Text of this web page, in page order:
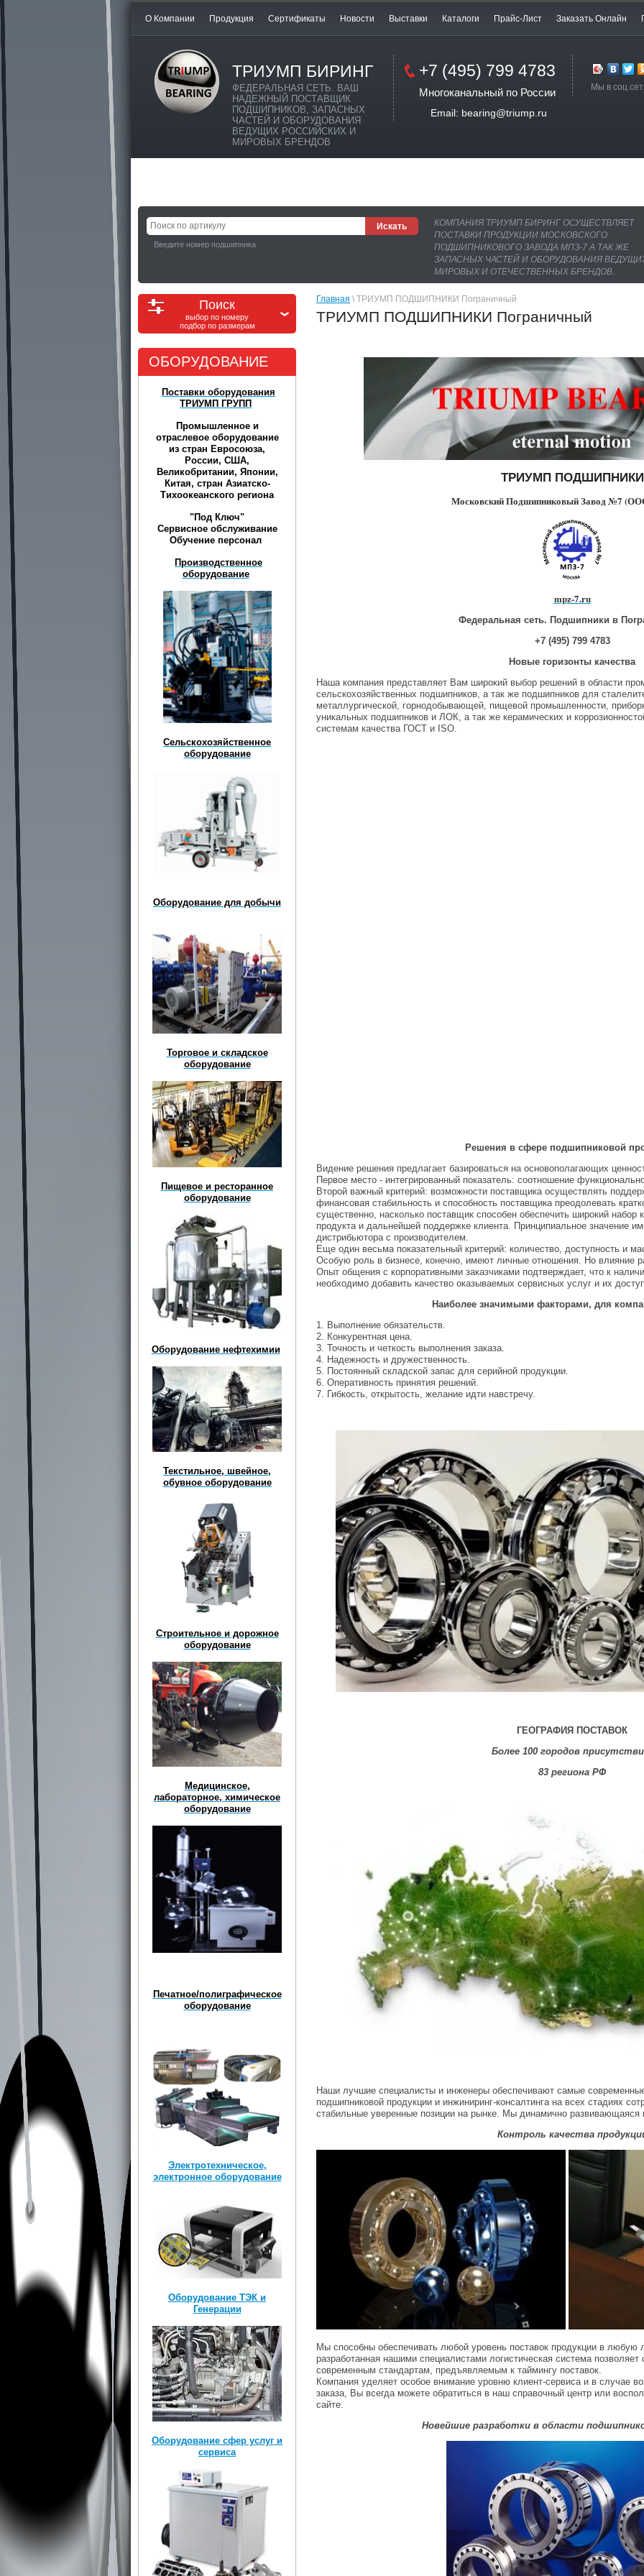
О Компании Продукция Сертификаты Новости Выставки Каталоги Прайс-Лист Заказать Онлайн
ТРИУМП БИРИНГ
ФЕДЕРАЛЬНАЯ СЕТЬ. ВАШ
НАДЕЖНЫЙ ПОСТАВЩИК
ПОДШИПНИКОВ, ЗАПАСНЫХ
ЧАСТЕЙ И ОБОРУДОВАНИЯ
ВЕДУЩИХ РОССИЙСКИХ И
МИРОВЫХ БРЕНДОВ
+7 (495) 799 4783
Многоканальный по России
Email: bearing@triump.ru
Мы в соц
Введите номер подшипника
КОМПАНИЯ ТРИУМП БИРИНГ ОСУЩЕСТВЛЯЕТ
ПОСТАВКИ ПРОДУКЦИИ МОСКОВСКОГО
ПОДШИПНИКОВОГО ЗАВОДА МПЗ-7 А ТАК ЖЕ
ЗАПАСНЫХ ЧАСТЕЙ И ОБОРУДОВАНИЯ
МИРОВЫХ И ОТЕЧЕСТВЕННЫХ БРЕНДОВ.
Поиск
выбор по номеру
подбор по размерам
ОБОРУДОВАНИЕ
Поставки оборудования
ТРИУМП ГРУПП
Промышленное и
отраслевое оборудование
из стран Евросоюза,
России, США,
Великобритании, Японии,
Китая, стран Азиатско-
Тихоокеанского региона
"Под Ключ"
Сервисное обслуживание
Обучение персонал
Производственное
оборудование
Сельскохозяйственное
оборудование
Оборудование для добычи
Торговое и складское
оборудование
Пищевое и ресторанное
оборудование
Оборудование нефтехимии
Текстильное, швейное,
обувное оборудование
Строительное и дорожное
оборудование
Медицинское,
лабораторное, химическое
оборудование
Печатное/полиграфическое
оборудование
Электротехническое,
электронное оборудование
Оборудование ТЭК и
Генерации
Оборудование сфер услуг и
сервиса
Главная \ ТРИУМП ПОДШИПНИКИ Пограничный
ТРИУМП ПОДШИПНИКИ Пограничный
ТРИУМП ПОДШИПНИКИ
Московский Подшипниковый Завод №7
mpz-7.ru
Федеральная сеть. Подшипники в
+7 (495) 799 4783
Новые горизонты качества
Наша компания представляет Вам широкий выбор решений в области
сельскохозяйственных подшипников, а так же подшипников для
металлургической, горнодобывающей, пищевой промышленности,
уникальных подшипников и ЛОК, а так же керамических и
системам качества ГОСТ и ISO.
Решения в сфере подшипниковой
Видение решения предлагает базироваться на основополагающих
Первое место - интегрированный показатель: соотношение
Второй важный критерий: возможности поставщика осуществлять
финансовая стабильность и способность поставщика преодолевать
существенно, насколько поставщик способен обеспечить широкий
продукта и дальнейшей поддержке клиента. Принципиальное значение
дистрибьютора с производителем.
Еще один весьма показательный критерий: количество, доступность и
Особую роль в бизнесе, конечно, имеют личные отношения. Но влияние
Опыт общения с корпоративными заказчиками подтверждает, что к
необходимо добавить качество оказываемых сервисных услуг и их
Наиболее значимыми факторами, для
1. Выполнение обязательств.
2. Конкурентная цена.
3. Точность и четкость выполнения заказа.
4. Надежность и дружественность.
5. Постоянный складской запас для серийной продукции.
6. Оперативность принятия решений.
7. Гибкость, открытость, желание идти навстречу.
ГЕОГРАФИЯ ПОСТАВОК
Более 100 городов
83 региона РФ
Наши лучшие специалисты и инженеры обеспечивают самые
подшипниковой продукции и инжиниринг-консалтинга на всех стадиях
стабильные уверенные позиции на рынке. Мы динамично
Контроль качества
Мы способны обеспечивать любой уровень поставок продукции в любую
разработанная нашими специалистами логистическая система
современным стандартам, предъявляемым к таймингу поставок.
Компания уделяет особое внимание уровню клиент-сервиса и в случае
заказа, Вы всегда можете обратиться в наш справочный центр или
сайте.
Новейшие разработки в области